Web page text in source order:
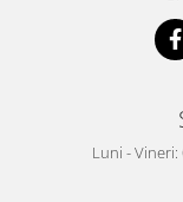
Luni - Vineri: